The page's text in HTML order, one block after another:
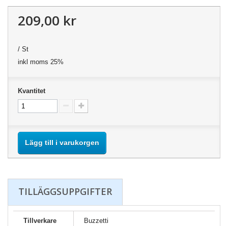
209,00 kr
/ St
inkl moms 25%
Kvantitet
Lägg till i varukorgen
TILLÄGGSUPPGIFTER
Tillverkare Buzzetti